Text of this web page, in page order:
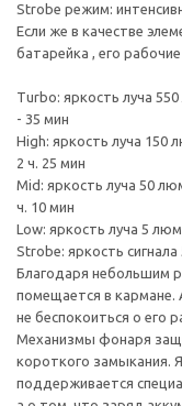
Strobe режим:
Если же в качестве
батарейка , его
Turbo: яркость луча
- 35 мин
High: яркость луча 150
2 ч. 25 мин
Mid: яркость луча 50
ч. 10 мин
Low: яркость луча 5
Strobe: яркость
Благодаря небольшим
помещается в кармане.
не беспокоиться о его
Механизмы фонаря
короткого замыкания.
поддерживается